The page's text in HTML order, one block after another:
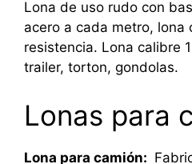
Lona de uso rudo con
acero a cada metro,
resistencia. Lona calibre
trailer, torton, gondolas.
Lonas para
Lona para camión: